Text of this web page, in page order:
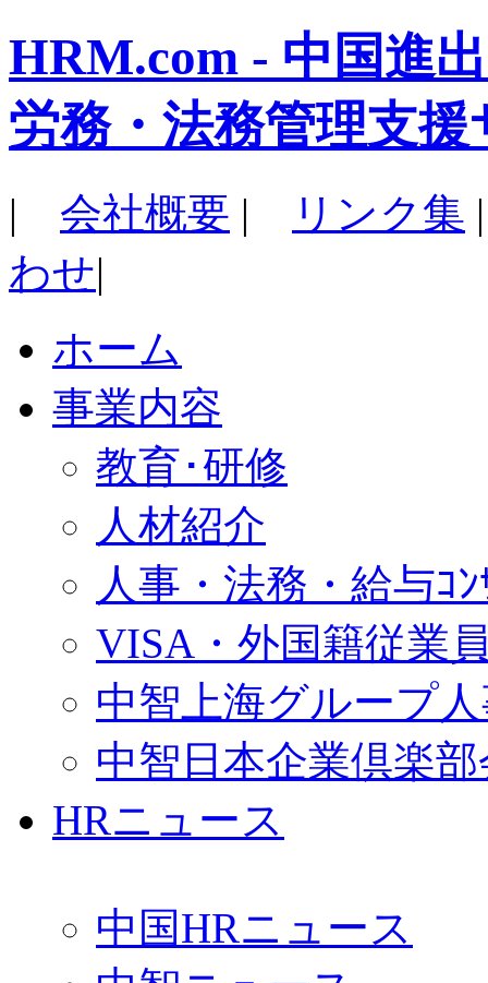
HRM.com - 中国進
労務・法務管理支援
| 会社概要 | リンク集
わせ|
ホーム
事業内容
教育･研修
人材紹介
人事・法務・給与ｺﾝ
VISA・外国籍従業
中智上海グループ
中智日本企業倶楽
HRニュース
中国HRニュース